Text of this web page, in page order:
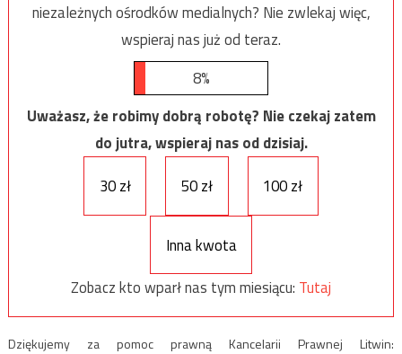
niezależnych ośrodków medialnych? Nie zwlekaj więc,
wspieraj nas już od teraz.
8%
Uważasz, że robimy dobrą robotę? Nie czekaj zatem
do jutra, wspieraj nas od dzisiaj.
30 zł
50 zł 100 zł
Inna kwota
Zobacz kto wparł nas tym miesiącu: Tutaj
Dziękujemy za pomoc prawną Kancelarii Prawnej Litwin: